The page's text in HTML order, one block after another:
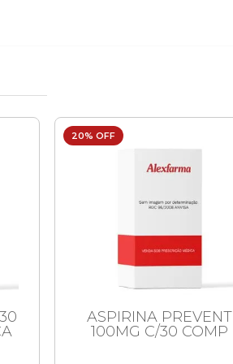
20% OFF
ASPIRINA PREVENT
100MG C/30 COMP